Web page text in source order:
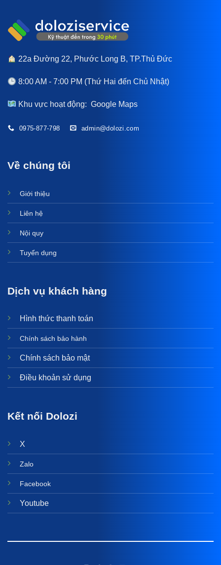
22a Đường 22, Phước Long B, TP.Thủ Đức
8:00 AM - 7:00 PM (Thứ Hai đến Chủ Nhật)
Khu vực hoạt động:Google Maps
0975-877-798 admin@dolozi.com
Về chúng tôi
Giới thiệu
Liên hệ
Nội quy
Tuyển dụng
Dịch vụ khách hàng
Hình thức thanh toán
Chính sách bảo hành
Chính sách bảo mật
Điều khoản sử dụng
Kết nối Dolozi
X
Zalo
Facebook
Youtube